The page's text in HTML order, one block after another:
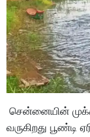
சென்னையின்
வருகிறது பூண்டி